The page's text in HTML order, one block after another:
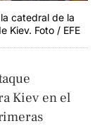
catedral de la
Kiev. Foto / EFE
Kiev en el